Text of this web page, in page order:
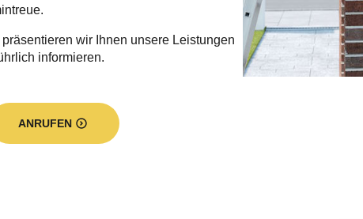
wir Ihnen unsere Leistungen
informieren.
ANRUFEN